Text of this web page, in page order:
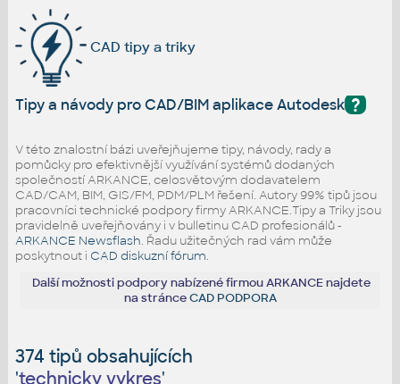
CAD tipy a triky
?
Tipy a návody pro CAD/BIM aplikace Autodesk
V této znalostní bázi uveřejňujeme tipy, návody, rady a
pomůcky pro efektivnější využívání systémů dodaných
společností ARKANCE, celosvětovým dodavatelem
CAD/CAM, BIM, GIS/FM, PDM/PLM řešení. Autory 99% tipů jsou
pracovníci technické podpory firmy ARKANCE.Tipy a Triky jsou
pravidelně uveřejňovány i v bulletinu CAD profesionálů -
ARKANCE Newsflash. Řadu užitečných rad vám může
poskytnout i CAD diskuzní fórum.
Další možnosti podpory nabízené firmou ARKANCE najdete
na stránceCAD PODPORA
374 tipů obsahujících
'technicky vykres'